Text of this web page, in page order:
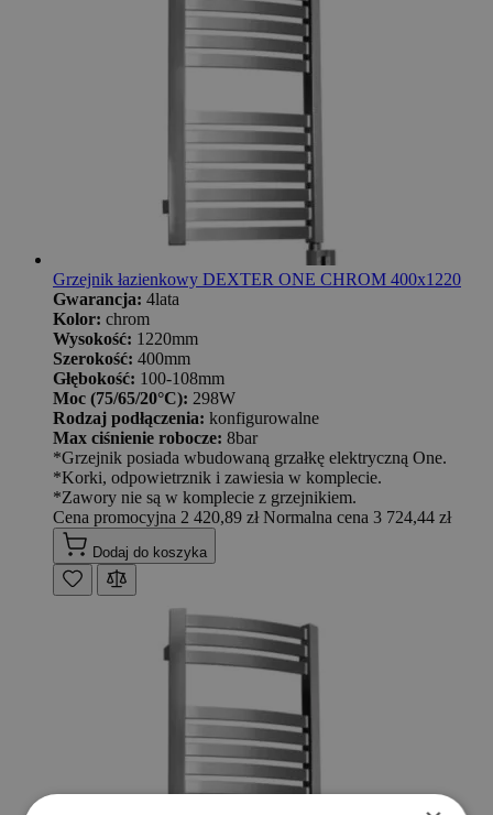
Grzejnik łazienkowy DEXTER ONE CHROM 400x1220
Gwarancja: 4lata
Kolor: chrom
Wysokość: 1220mm
Szerokość: 400mm
Głębokość: 100-108mm
Moc (75/65/20°C): 298W
Rodzaj podłączenia: konfigurowalne
Max ciśnienie robocze: 8bar
*Grzejnik posiada wbudowaną grzałkę elektryczną One.
*Korki, odpowietrznik i zawiesia w komplecie.
*Zawory nie są w komplecie z grzejnikiem.
Cena promocyjna 2 420,89 zł Normalna cena 3 724,44 zł
Dodaj do koszyka